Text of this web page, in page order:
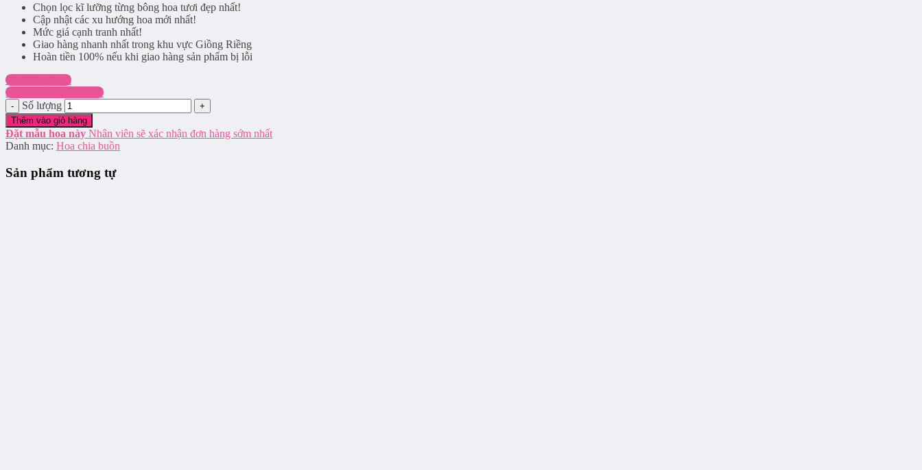
Chọn lọc kĩ lưỡng từng bông hoa tươi đẹp nhất!
Cập nhật các xu hướng hoa mới nhất!
Mức giá cạnh tranh nhất!
Giao hàng nhanh nhất trong khu vực Giồng Riềng
Hoàn tiền 100% nếu khi giao hàng sản phẩm bị lỗi
Chat Facebook
Hotline: 0916.337.745
Số lượng
Thêm vào giỏ hàng
Đặt mẫu hoa này Nhân viên sẽ xác nhận đơn hàng sớm nhất
Danh mục: Hoa chia buồn
Sản phẩm tương tự